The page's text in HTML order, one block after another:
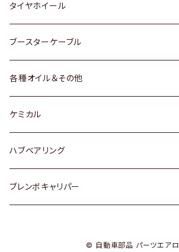
スバル
レクサス
三菱
スバル
ダイハツ
マツダ
三菱
スバル
ダイハツ
スバル
日産
ダイハツ
マツダ
日産
ダイハツ
マツダ
スバル
マツダ
タイヤホイール
トヨタ
ホンダ
スズキ
日産
ダイハツ
ブースターケーブル
各種オイル＆その他
ディーデル洗浄添加剤
ケミカル
ハブベアリング
トヨタ
ブレンボキャリパー
© 自動車部品 パーツエアロ